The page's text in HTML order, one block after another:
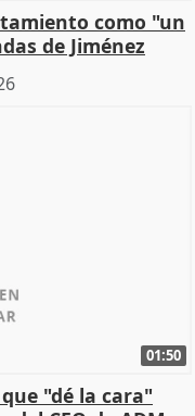
como "un
de Jiménez
01:50
"dé la cara"